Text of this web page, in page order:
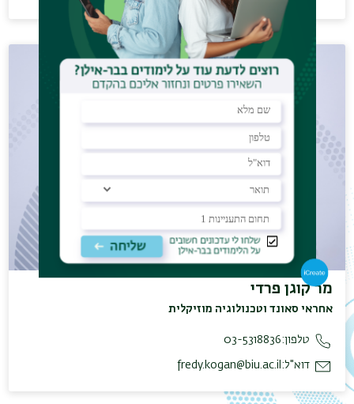
מר קוגן פרדי
אחראי סאונד וטכנולוגיה מוזיקלית
טלפון:03-5318836
דוא"ל: fredy.kogan@biu.ac.il